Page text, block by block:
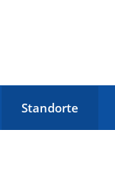
Standorte